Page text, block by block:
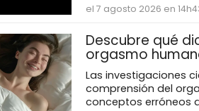
el 7 agosto 2026 en
Descubre qué
orgasmo
Las investigaciones
comprensión del
conceptos erróneos